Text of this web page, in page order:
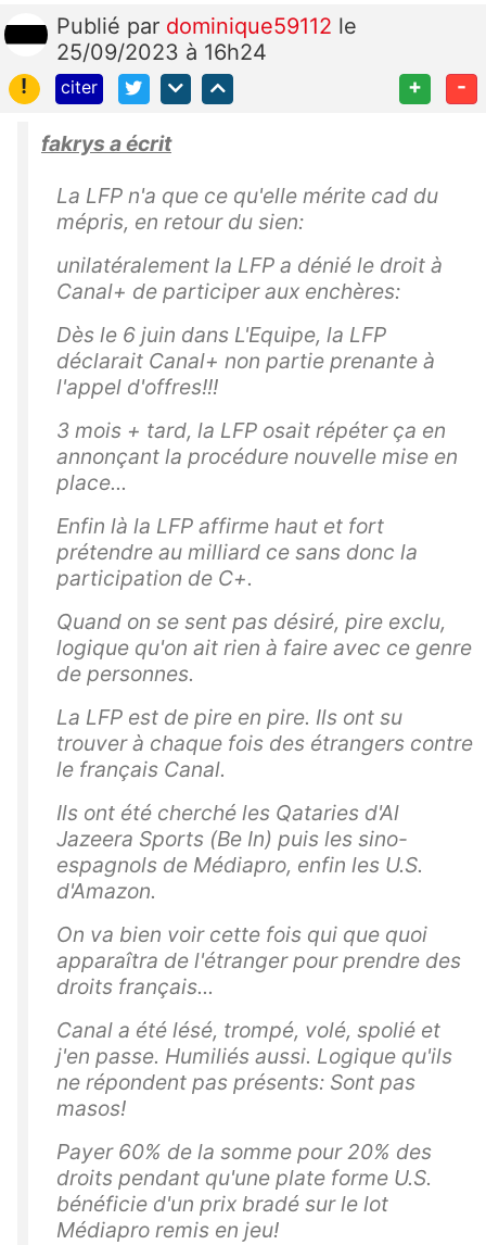
Publié par dominique59112 le
25/09/2023 à 16h24
!
citer + -
fakrys a écrit
La LFP n'a que ce qu'elle mérite cad du
mépris, en retour du sien:
unilatéralement la LFP a dénié le droit à
Canal+ de participer aux enchères:
Dès le 6 juin dans L'Equipe, la LFP
déclarait Canal+ non partie prenante à
l'appel d'offres!!!
3 mois + tard, la LFP osait répéter ça en
annonçant la procédure nouvelle mise en
place...
Enfin là la LFP affirme haut et fort
prétendre au milliard ce sans donc la
participation de C+.
Quand on se sent pas désiré, pire exclu,
logique qu'on ait rien à faire avec ce genre
de personnes.
La LFP est de pire en pire. Ils ont su
trouver à chaque fois des étrangers contre
le français Canal.
Ils ont été cherché les Qataries d'Al
Jazeera Sports (Be In) puis les sino-
espagnols de Médiapro, enfin les U.S.
d'Amazon.
On va bien voir cette fois qui que quoi
apparaîtra de l'étranger pour prendre des
droits français...
Canal a été lésé, trompé, volé, spolié et
j'en passe. Humiliés aussi. Logique qu'ils
ne répondent pas présents: Sont pas
masos!
Payer 60% de la somme pour 20% des
droits pendant qu'une plate forme U.S.
bénéficie d'un prix bradé sur le lot
Médiapro remis en jeu!